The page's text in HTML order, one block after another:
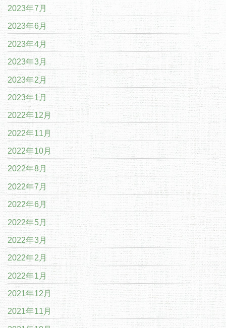
2023年7月
2023年6月
2023年4月
2023年3月
2023年2月
2023年1月
2022年12月
2022年11月
2022年10月
2022年8月
2022年7月
2022年6月
2022年5月
2022年3月
2022年2月
2022年1月
2021年12月
2021年11月